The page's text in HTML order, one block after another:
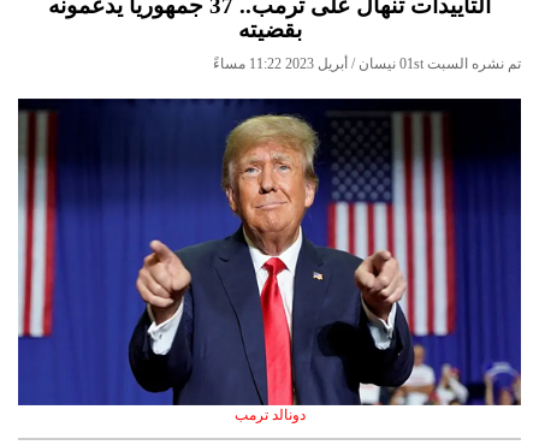
التأييدات تنهال على ترمب.. 37 جمهورياً يدعمونه
بقضيته
تم نشره السبت 01st نيسان / أبريل 2023 11:22 مساءً
دونالد ترمب